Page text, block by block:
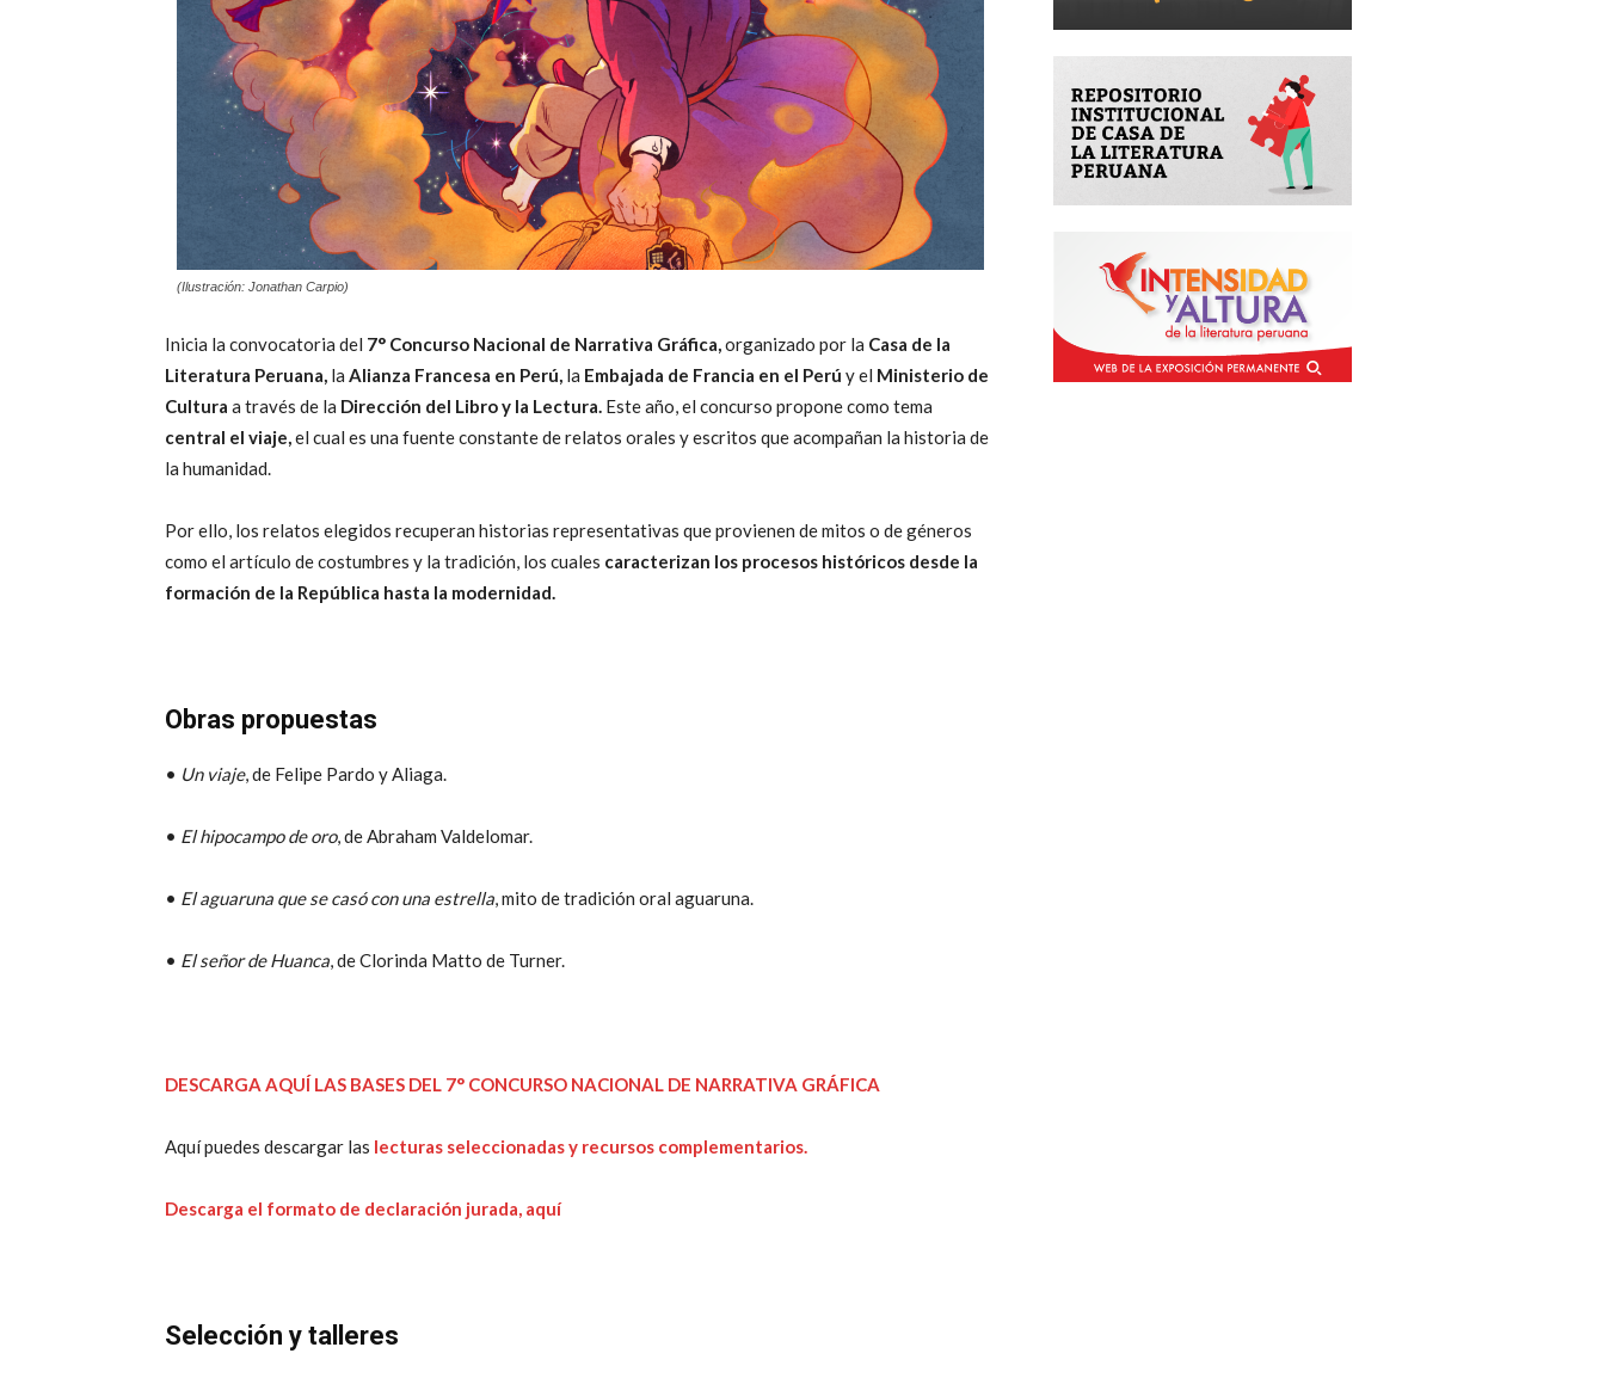
Peruana
(Ilustración: Jonathan Carpio)
Inicia la convocatoria del 7° Concurso Nacional de Narrativa Gráfica,organizado por la Casa de la
Literatura Peruana, la Alianza Francesa en Perú, la Embajada de Francia en el Perú y el Ministerio de
Cultura a través de la Dirección del Libro y la Lectura. Este año, el concurso propone como tema
central el viaje,el cual es una fuente constante de relatos orales y escritos que acompañan la historia de
la humanidad.
Por ello, los relatos elegidos recuperan historias representativas que provienen de mitos o de géneros
como el artículo de costumbres y la tradición, los cuales caracterizan los procesos históricos desde la
formación de la República hasta la modernidad.
Obras propuestas
• Un viaje, de Felipe Pardo y Aliaga.
• El hipocampo de oro, de Abraham Valdelomar.
• El aguaruna que se casó con una estrella, mito de tradición oral aguaruna.
• El señor de Huanca, de Clorinda Matto de Turner.
DESCARGA AQUÍ LAS BASES DEL 7° CONCURSO NACIONAL DE NARRATIVA GRÁFICA
Aquí puedes descargar las lecturas seleccionadas y recursos complementarios.
Descarga el formato de declaración jurada, aquí
Selección y talleres